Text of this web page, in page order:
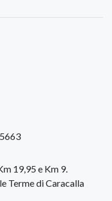
19,95 e Km 9.
Terme di Caracalla